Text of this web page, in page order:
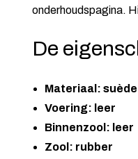
onderhoudspagina.
De
Materiaal: suède
Voering: leer
Binnenzool: leer
Zool: rubber